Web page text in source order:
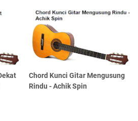
Chord Kunci Gitar Mengusung
Rindu - Achik Spin